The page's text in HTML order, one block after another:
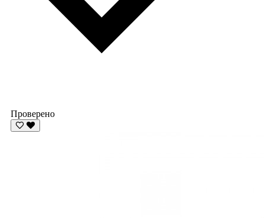
Проверено